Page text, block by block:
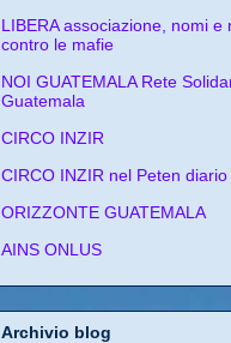
LIBERA associazione, nomi e
contro le mafie
NOI GUATEMALA Rete
Guatemala
CIRCO INZIR
CIRCO INZIR nel Peten diario
ORIZZONTE GUATEMALA
AINS ONLUS
Archivio blog